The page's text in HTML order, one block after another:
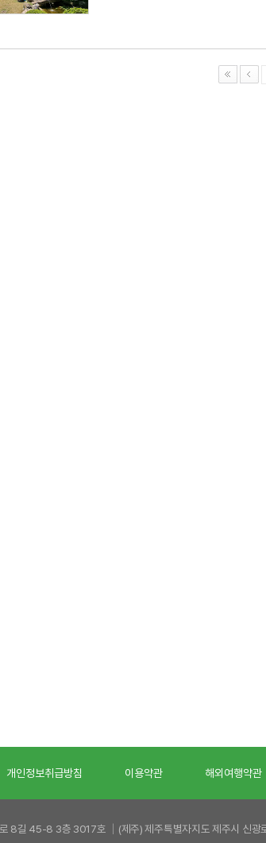
개인정보취급방침 이용약관 해외여행약관
8길 45-8 3층 3017호 │(제주) 제주특별자지도 제주시 신